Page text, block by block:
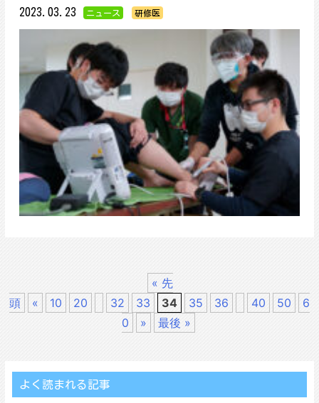
2023.03.23 ニュース 研修医
« 先
頭
« 10 20 32 33 34 35 36 40 50
6
0
» 最後 »
よく読まれる記事